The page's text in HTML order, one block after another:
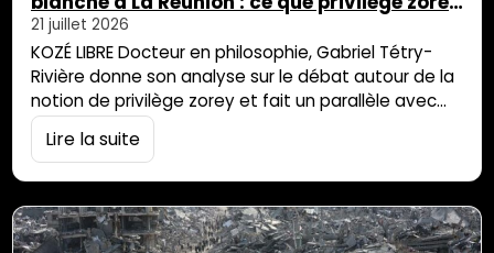
veut dire
21 juillet 2026
KOZÉ LIBRE Docteur en philosophie, Gabriel Tétry-
Rivière donne son analyse sur le débat autour de la
notion de privilège zorey et fait un parallèle avec
l’histoire coloniale de La Réunion. Le 5 juillet 2026, à
l’Hermitage-Les-Bains, a eu lieu un événement
des conflits raciaux […]
Lire la suite